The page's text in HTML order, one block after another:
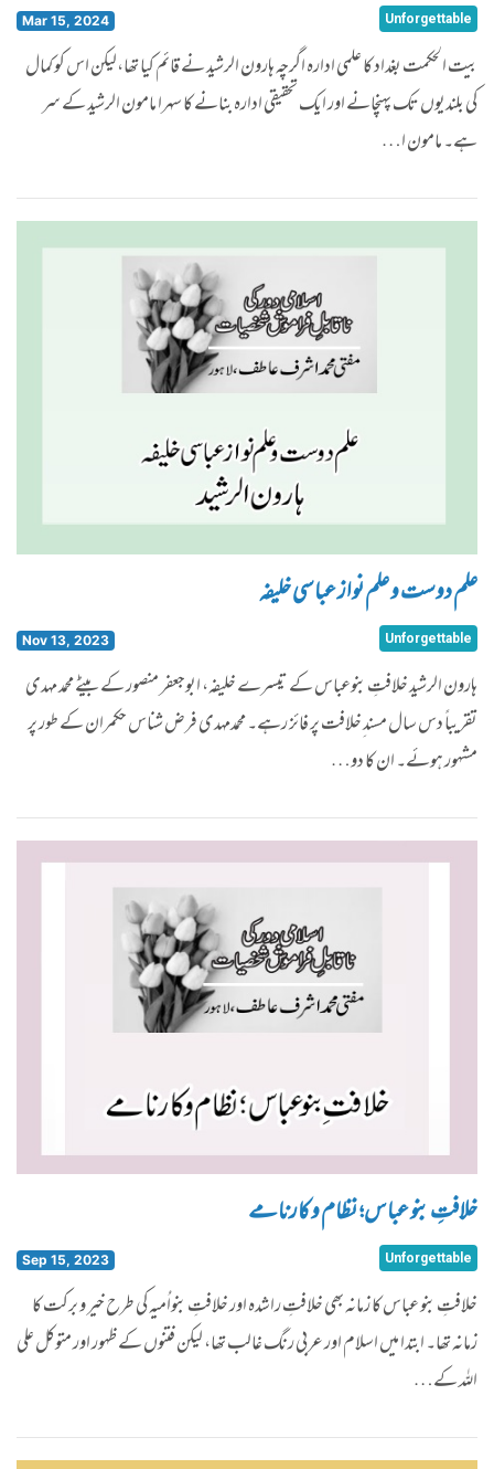
Mar 15, 2024 Unforgettable
بیت الحکمت بغداد کا علمی ادارہ اگرچہ ہارون الرشید نے قائم کیا تھا،لیکن اس کو کمال
کی بلندیوں تک پہنچانے اور ایک تحقیقی ادارہ بنانے کا سہرا مامون الرشید کے سر
ہے۔ مامون ا…
علم دوست و علم نواز عباسی خلیفہ
Nov 13, 2023 Unforgettable
ہارون الرشید خلافتِ بنوعباس کے تیسرے خلیفہ، ابوجعفر منصور کے بیٹے محمد مہدی
تقریباً دس سال مسند ِخلافت پر فائز رہے۔ محمدمہدی فرض شناس حکمران کے طور پر
مشہور ہوئے۔ ان کا دو…
خلافتِ بنو عباس؛ نظام و کارنامے
Sep 15, 2023 Unforgettable
خلافتِ بنو عباس کا زمانہ بھی خلافتِ راشدہ اور خلافتِ بنواُمیہ کی طرح خیر و برکت کا
زمانہ تھا۔ ابتدا میں اسلام اور عربی رنگ غالب تھا، لیکن فتنوں کے ظہور اور متوکل علی
اللہ کے…